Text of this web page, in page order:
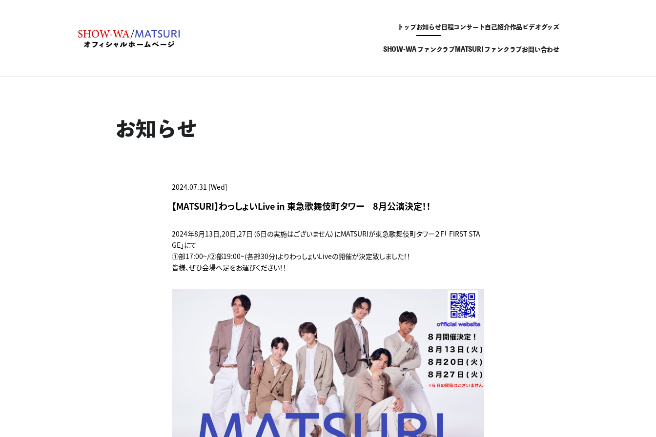
トップお知らせ日程コンサート自己紹介作品ビデオグッズ
SHOW-WA ファンクラブMATSURI ファンクラブお問い合わせ
お知らせ
2024.07.31 [Wed]
【MATSURI】わっしょいLive in 東急歌舞伎町タワー 8月公演決定！！
2024年8月13日,20日,27日（6日の実施はございません）にMATSURIが東急歌舞伎町タワー２F「 FIRST STA
GE」にて
①部17:00~/②部19:00~(各部30分)よりわっしょいLiveの開催が決定致しました！！
皆様、ぜひ会場へ足をお運びください！！